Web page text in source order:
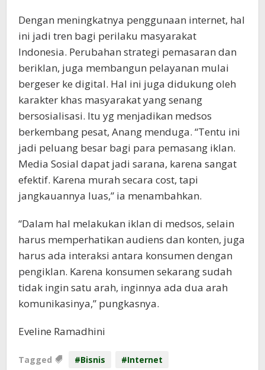
Dengan meningkatnya penggunaan internet, hal
ini jadi tren bagi perilaku masyarakat
Indonesia. Perubahan strategi pemasaran dan
beriklan, juga membangun pelayanan mulai
bergeser ke digital. Hal ini juga didukung oleh
karakter khas masyarakat yang senang
bersosialisasi. Itu yg menjadikan medsos
berkembang pesat, Anang menduga. “Tentu ini
jadi peluang besar bagi para pemasang iklan.
Media Sosial dapat jadi sarana, karena sangat
efektif. Karena murah secara cost, tapi
jangkauannya luas,” ia menambahkan.
“Dalam hal melakukan iklan di medsos, selain
harus memperhatikan audiens dan konten, juga
harus ada interaksi antara konsumen dengan
pengiklan. Karena konsumen sekarang sudah
tidak ingin satu arah, inginnya ada dua arah
komunikasinya,” pungkasnya.
Eveline Ramadhini
Tagged #Bisnis
#Internet